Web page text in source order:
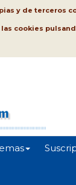
y de
cookies